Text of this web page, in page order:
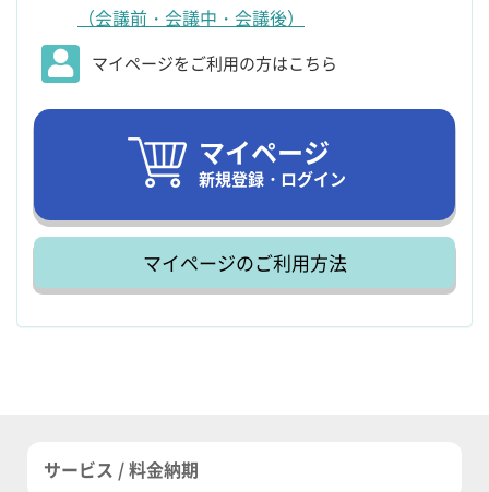
（会議前・会議中・会議後）
マイページをご利用の方はこちら
マイページ
新規登録・ログイン
マイページのご利用方法
サービス / 料金納期